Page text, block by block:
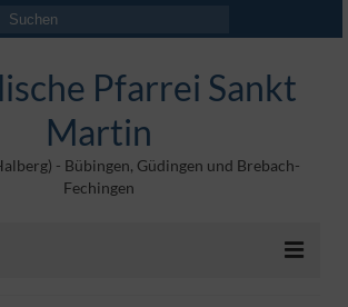
Pfarrei Sankt
Martin
- Bübingen, Güdingen und Brebach-
Fechingen